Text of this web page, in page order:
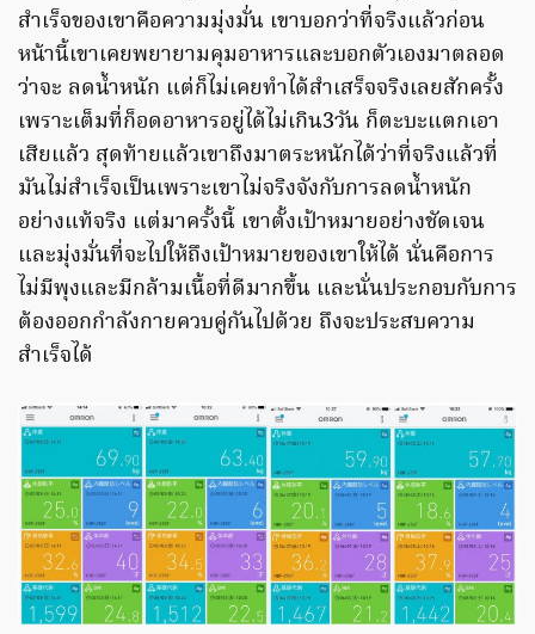
สำเร็จของเขาคือความมุ่งมั่น เขาบอกว่าที่จริงแล้วก่อน
หน้านี้เขาเคยพยายามคุมอาหารและบอกตัวเองมาตลอด
ว่าจะ ลดน้ำหนัก แต่ก็ไม่เคยทำได้สำเสร็จจริงเลยสักครั้ง
เพราะเต็มที่ก็อดอาหารอยู่ได้ไม่เกิน3วัน ก็ตะบะแตกเอา
เสียแล้ว สุดท้ายแล้วเขาถึงมาตระหนักได้ว่าที่จริงแล้วที่
มันไม่สำเร็จเป็นเพราะเขาไม่จริงจังกับการลดน้ำหนัก
อย่างแท้จริง แต่มาครั้งนี้ เขาตั้งเป้าหมายอย่างชัดเจน
และมุ่งมั่นที่จะไปให้ถึงเป้าหมายของเขาให้ได้ นั่นคือการ
ไม่มีพุงและมีกล้ามเนื้อที่ดีมากขึ้น และนั่นประกอบกับการ
ต้องออกกำลังกายควบคู่กันไปด้วย ถึงจะประสบความ
สำเร็จได้